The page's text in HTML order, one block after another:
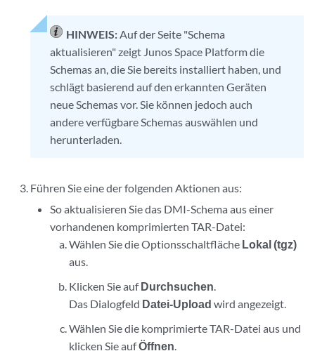
HINWEIS: Auf der Seite "Schema
aktualisieren" zeigt Junos Space Platform die
Schemas an, die Sie bereits installiert haben, und
schlägt basierend auf den erkannten Geräten
neue Schemas vor. Sie können jedoch auch
andere verfügbare Schemas auswählen und
herunterladen.
Führen Sie eine der folgenden Aktionen aus:
So aktualisieren Sie das DMI-Schema aus einer
vorhandenen komprimierten TAR-Datei:
Wählen Sie die Optionsschaltfläche Lokal (tgz)
aus.
Klicken Sie aufDurchsuchen
Das Dialogfeld Datei-Upload wird angezeigt.
Wählen Sie die komprimierte TAR-Datei aus und
klicken Sie aufÖffnen